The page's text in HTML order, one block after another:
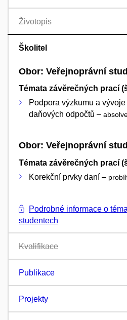
Životopis
Školitel
Obor: Veřejnoprávní
Témata závěrečných prací
Podpora výzkumu a
daňových odpočtů –
Obor: Veřejnoprávní
Témata závěrečných prací
Korekční prvky daní –
Podrobné informace o
studentech
Kvalifikace
Publikace
Projekty